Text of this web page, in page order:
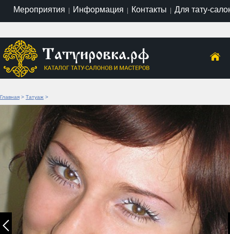
Мероприятия | Информация | Контакты | Для тату-
Главная > Татуаж >